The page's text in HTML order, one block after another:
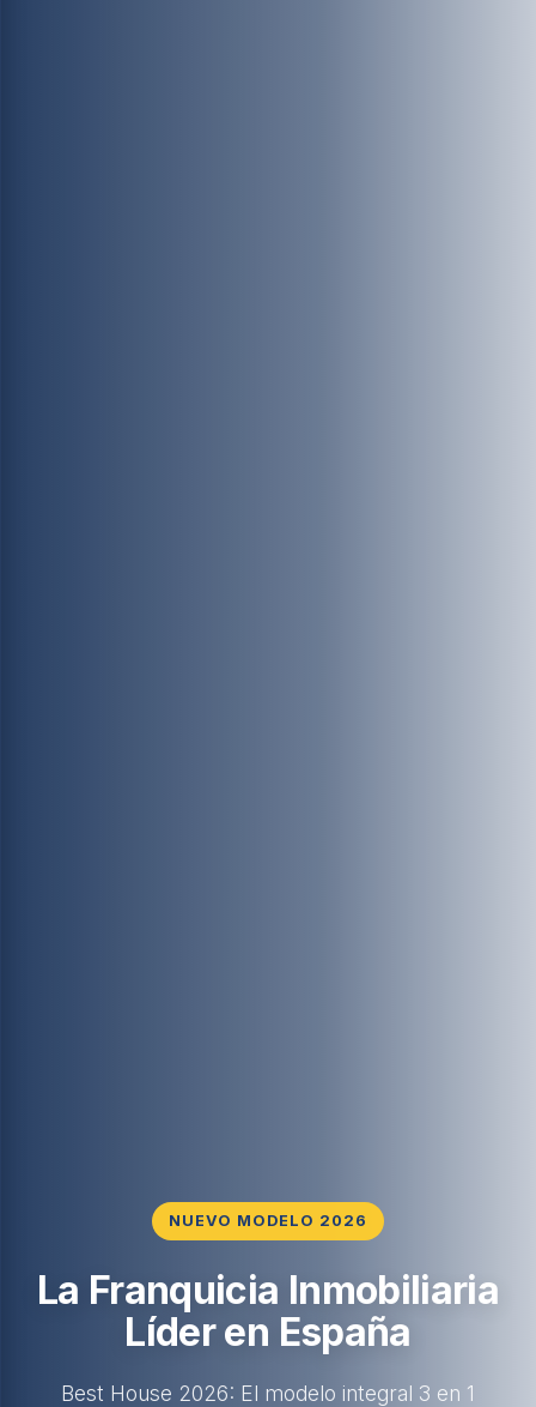
NUEVO MODELO 2026
La Franquicia Inmobiliaria
Líder en España
Best House 2026: El modelo integral 3 en 1